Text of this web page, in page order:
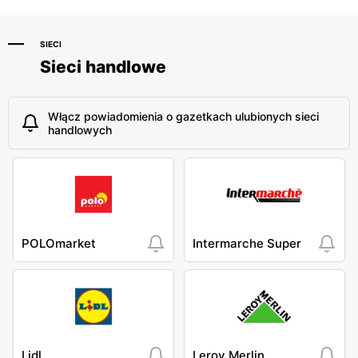
SIECI
Sieci handlowe
Włącz powiadomienia o gazetkach ulubionych sieci
handlowych
POLOmarket Intermarche Super